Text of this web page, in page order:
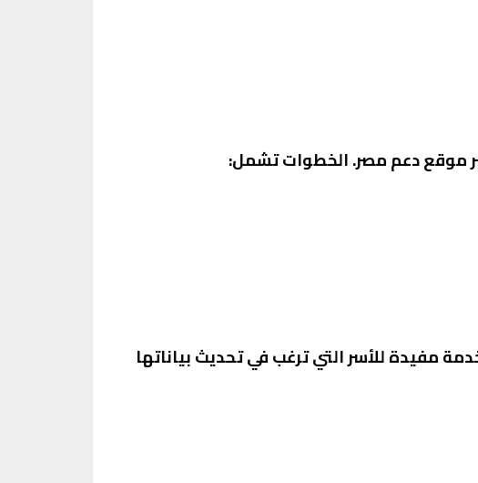
موقع دعم مصر. الخطوات تشمل:
مفيدة للأسر التي ترغب في تحديث بياناتها